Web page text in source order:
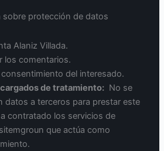
sobre protección de datos
Alaniz Villada.
los comentarios.
consentimiento del interesado.
de tratamiento: No se
datos a terceros para prestar este
contratado los servicios de
que actúa como